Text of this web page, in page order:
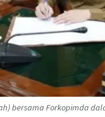
bersama Forkopimda